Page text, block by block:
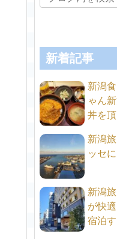
新着記事
新潟
ゃん
丼を
新潟
ッセ
新潟
が快
宿泊